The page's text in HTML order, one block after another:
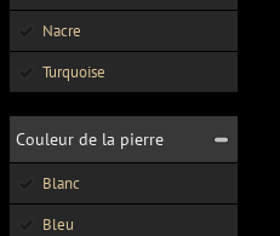
Nacre
Turquoise
Couleur de la pierre
Blanc
Bleu